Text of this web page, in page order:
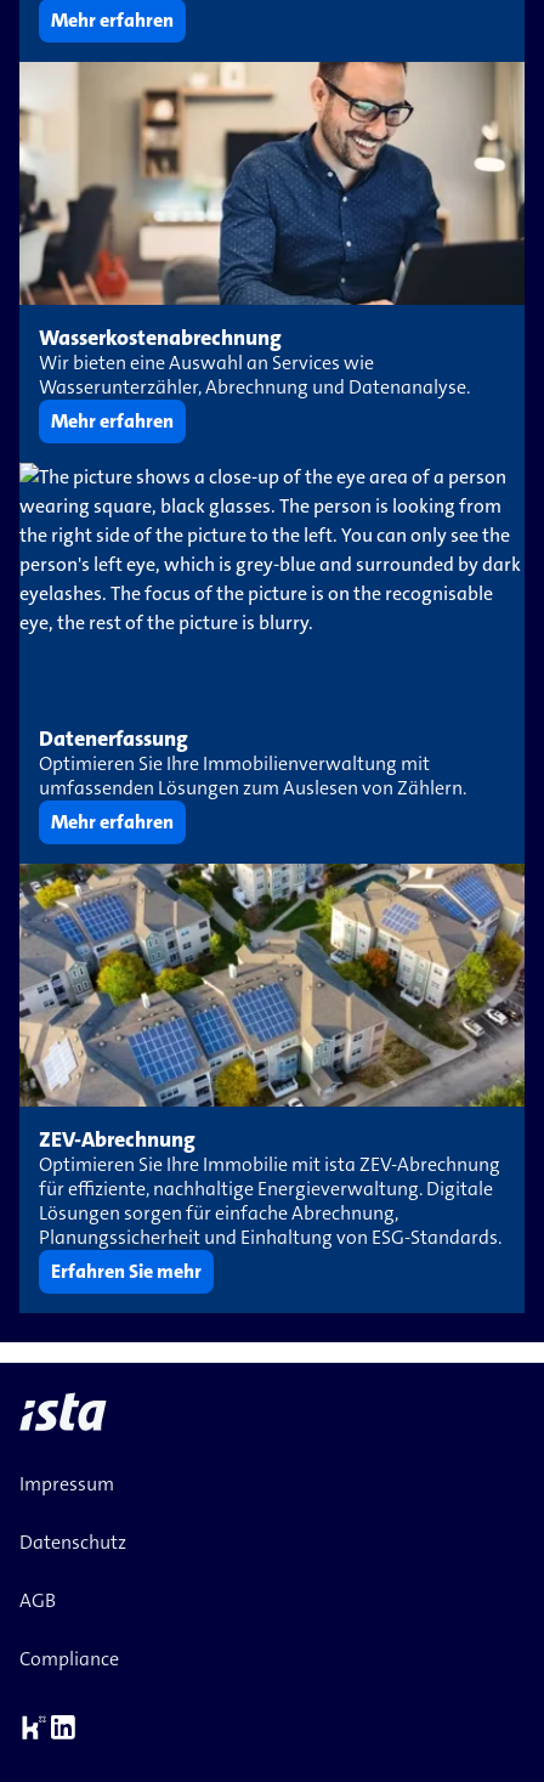
Mehr erfahren
Wasserkostenabrechnung
Wir bieten eine Auswahl an Services wie
Wasserunterzähler, Abrechnung und Datenanalyse.
Mehr erfahren
Datenerfassung
Optimieren Sie Ihre Immobilienverwaltung mit
umfassenden Lösungen zum Auslesen von Zählern.
Mehr erfahren
ZEV-Abrechnung
Optimieren Sie Ihre Immobilie mit ista ZEV-​Abrechnung
für effiziente, nachhaltige Energieverwaltung. Digitale
Lösungen sorgen für einfache Abrechnung,
Planungssicherheit und Einhaltung von ESG-​Standards.
Erfahren Sie mehr
Impressum
Datenschutz
AGB
Compliance